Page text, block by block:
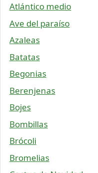
Atlántico medio
Ave del paraíso
Azaleas
Batatas
Begonias
Berenjenas
Bojes
Bombillas
Brócoli
Bromelias